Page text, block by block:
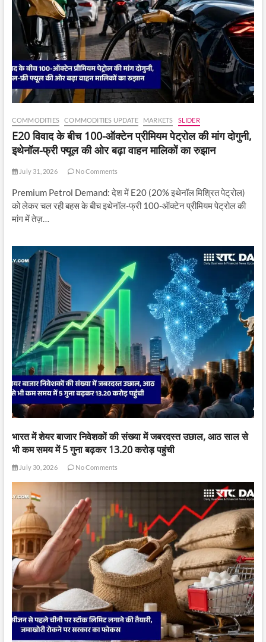
COMMODITIES COMMODITIES UPDATE MARKETS SLIDER
E20 विवाद के बीच 100-ऑक्टेन प्रीमियम पेट्रोल की मांग दोगुनी,
इथेनॉल-फ्री फ्यूल की ओर बढ़ा वाहन मालिकों का रुझान
July 31, 2026 No Comments
Premium Petrol Demand: देश में E20 (20% इथेनॉल मिश्रित पेट्रोल)
को लेकर चल रही बहस के बीच इथेनॉल-फ्री 100-ऑक्टेन प्रीमियम पेट्रोल की
मांग में तेज़…
भारत में शेयर बाजार निवेशकों की संख्या में जबरदस्त उछाल, आठ साल से
भी कम समय में 5 गुना बढ़कर 13.20 करोड़ पहुंची
July 30, 2026 No Comments